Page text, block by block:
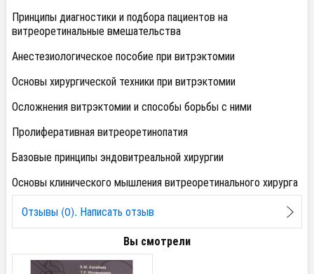
Принципы диагностики и подбора пациентов на
витреоретинальные вмешательства
Анестезиологическое пособие при витрэктомии
Основы хирургической техники при витрэктомии
Осложнения витрэктомии и способы борьбы с ними
Пролиферативная витреоретинопатия
Базовые принципы эндовитреальной хирургии
Основы клинического мышления витреоретинального хирурга
Отзывы (0). Написать отзыв
Вы смотрели